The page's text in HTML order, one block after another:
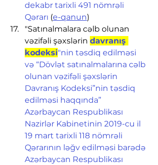
dekabr tarixli 491 nömrəli
Qərarı (e-qanun)
"Satınalmalara cəlb olunan
vəzifəli şəxslərin davranış
kodeksi"nin təsdiq edilməsi
və “Dövlət satınalmalarına cəlb
olunan vəzifəli şəxslərin
Davranış Kodeksi”nin təsdiq
edilməsi haqqında”
Azərbaycan Respublikası
Nazirlər Kabinetinin 2019-cu il
19 mart tarixli 118 nömrəli
Qərarının ləğv edilməsi barədə
Azərbaycan Respublikası